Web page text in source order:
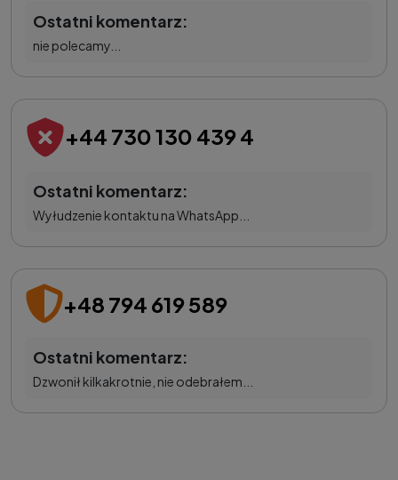
Ostatni komentarz:
nie polecamy...
+44 730 130 439 4
Ostatni komentarz:
Wyłudzenie kontaktu na WhatsApp...
+48 794 619 589
Ostatni komentarz:
Dzwonił kilkakrotnie, nie odebrałem...